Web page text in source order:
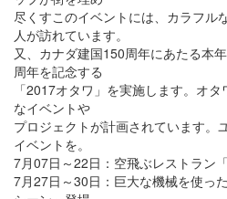
尽くすこのイベントには、カラフル
人が訪れています。
又、カナダ建国150周年にあたる本
周年を記念する
「2017オタワ」を実施します。オ
なイベントや
プロジェクトが計画されています。
イベントを。
7月07日～22日：空飛ぶレストラン
7月27日～30日：巨大な機械を使っ